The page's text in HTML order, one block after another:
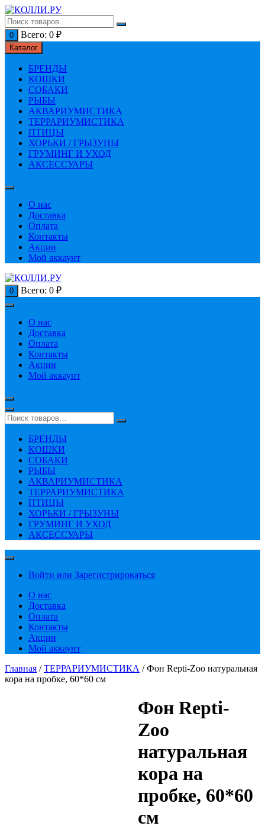
Перейти
к
содержимому
0 Всего: 0 ₽
Каталог
БРЕНДЫ
КОШКИ
СОБАКИ
РЫБЫ
АКВАРИУМИСТИКА
ТЕРРАРИУМИСТИКА
ПТИЦЫ
ХОРЬКИ / ГРЫЗУНЫ
ГРУМИНГ И УХОД
АКСЕССУАРЫ
О нас
Доставка
Оплата
Контакты
Акции
Мой аккаунт
0 Всего: 0 ₽
О нас
Доставка
Оплата
Контакты
Акции
Мой аккаунт
БРЕНДЫ
КОШКИ
СОБАКИ
РЫБЫ
АКВАРИУМИСТИКА
ТЕРРАРИУМИСТИКА
ПТИЦЫ
ХОРЬКИ / ГРЫЗУНЫ
ГРУМИНГ И УХОД
АКСЕССУАРЫ
Войти или Зарегистрироваться
О нас
Доставка
Оплата
Контакты
Акции
Мой аккаунт
Главная /ТЕРРАРИУМИСТИКА / Фон Repti-Zoo натуральная
кора на пробке, 60*60 см
Фон Repti-
Zoo
натуральная
кора на
пробке, 60*60
см